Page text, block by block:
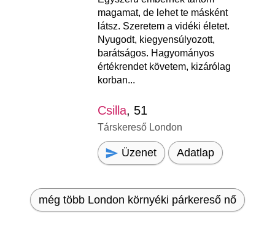
magamat, de lehet te másként
látsz. Szeretem a vidéki életet.
Nyugodt, kiegyensúlyozott,
barátságos. Hagyományos
értékrendet követem, kizárólag
korban...
Csilla, 51
Társkereső London
Üzenet Adatlap
még több London környéki párkereső nő